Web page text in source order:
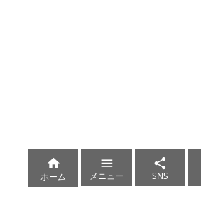

ホーム

メニュー

SNS